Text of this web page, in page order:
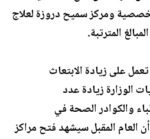
ومركز سميح دروزة لعلاج
المترتبة.
على زيادة الابتعاث
الوزارة زيادة عدد
والكوادر الصحة في
العام المقبل سيشهد فتح مراكز